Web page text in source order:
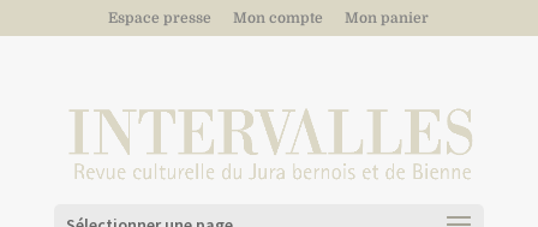
Espace presse Mon compte Mon panier